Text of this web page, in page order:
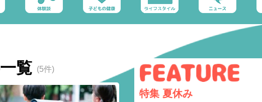
覧 (5件)
特集 夏休み